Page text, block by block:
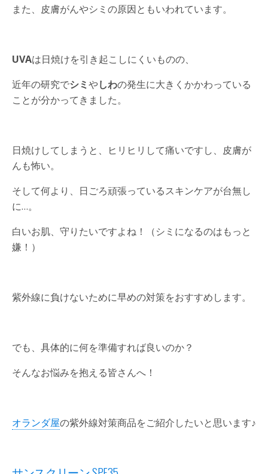
また、皮膚がんやシミの原因ともいわれています。
UVAは日焼けを引き起こしにくいものの、
近年の研究でシミやしわの発生に大きくかかわっている
ことが分かってきました。
日焼けしてしまうと、ヒリヒリして痛いですし、皮膚が
んも怖い。
そして何より、日ごろ頑張っているスキンケアが台無し
に…。
白いお肌、守りたいですよね！（シミになるのはもっと
嫌！）
紫外線に負けないために早めの対策をおすすめします。
でも、具体的に何を準備すれば良いのか？
そんなお悩みを抱える皆さんへ！
オランダ屋の紫外線対策商品をご紹介したいと思います♪